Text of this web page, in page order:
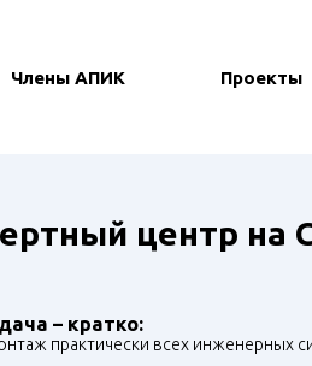
Члены АПИК Проекты
центр на
– кратко:
практически всех инженерных